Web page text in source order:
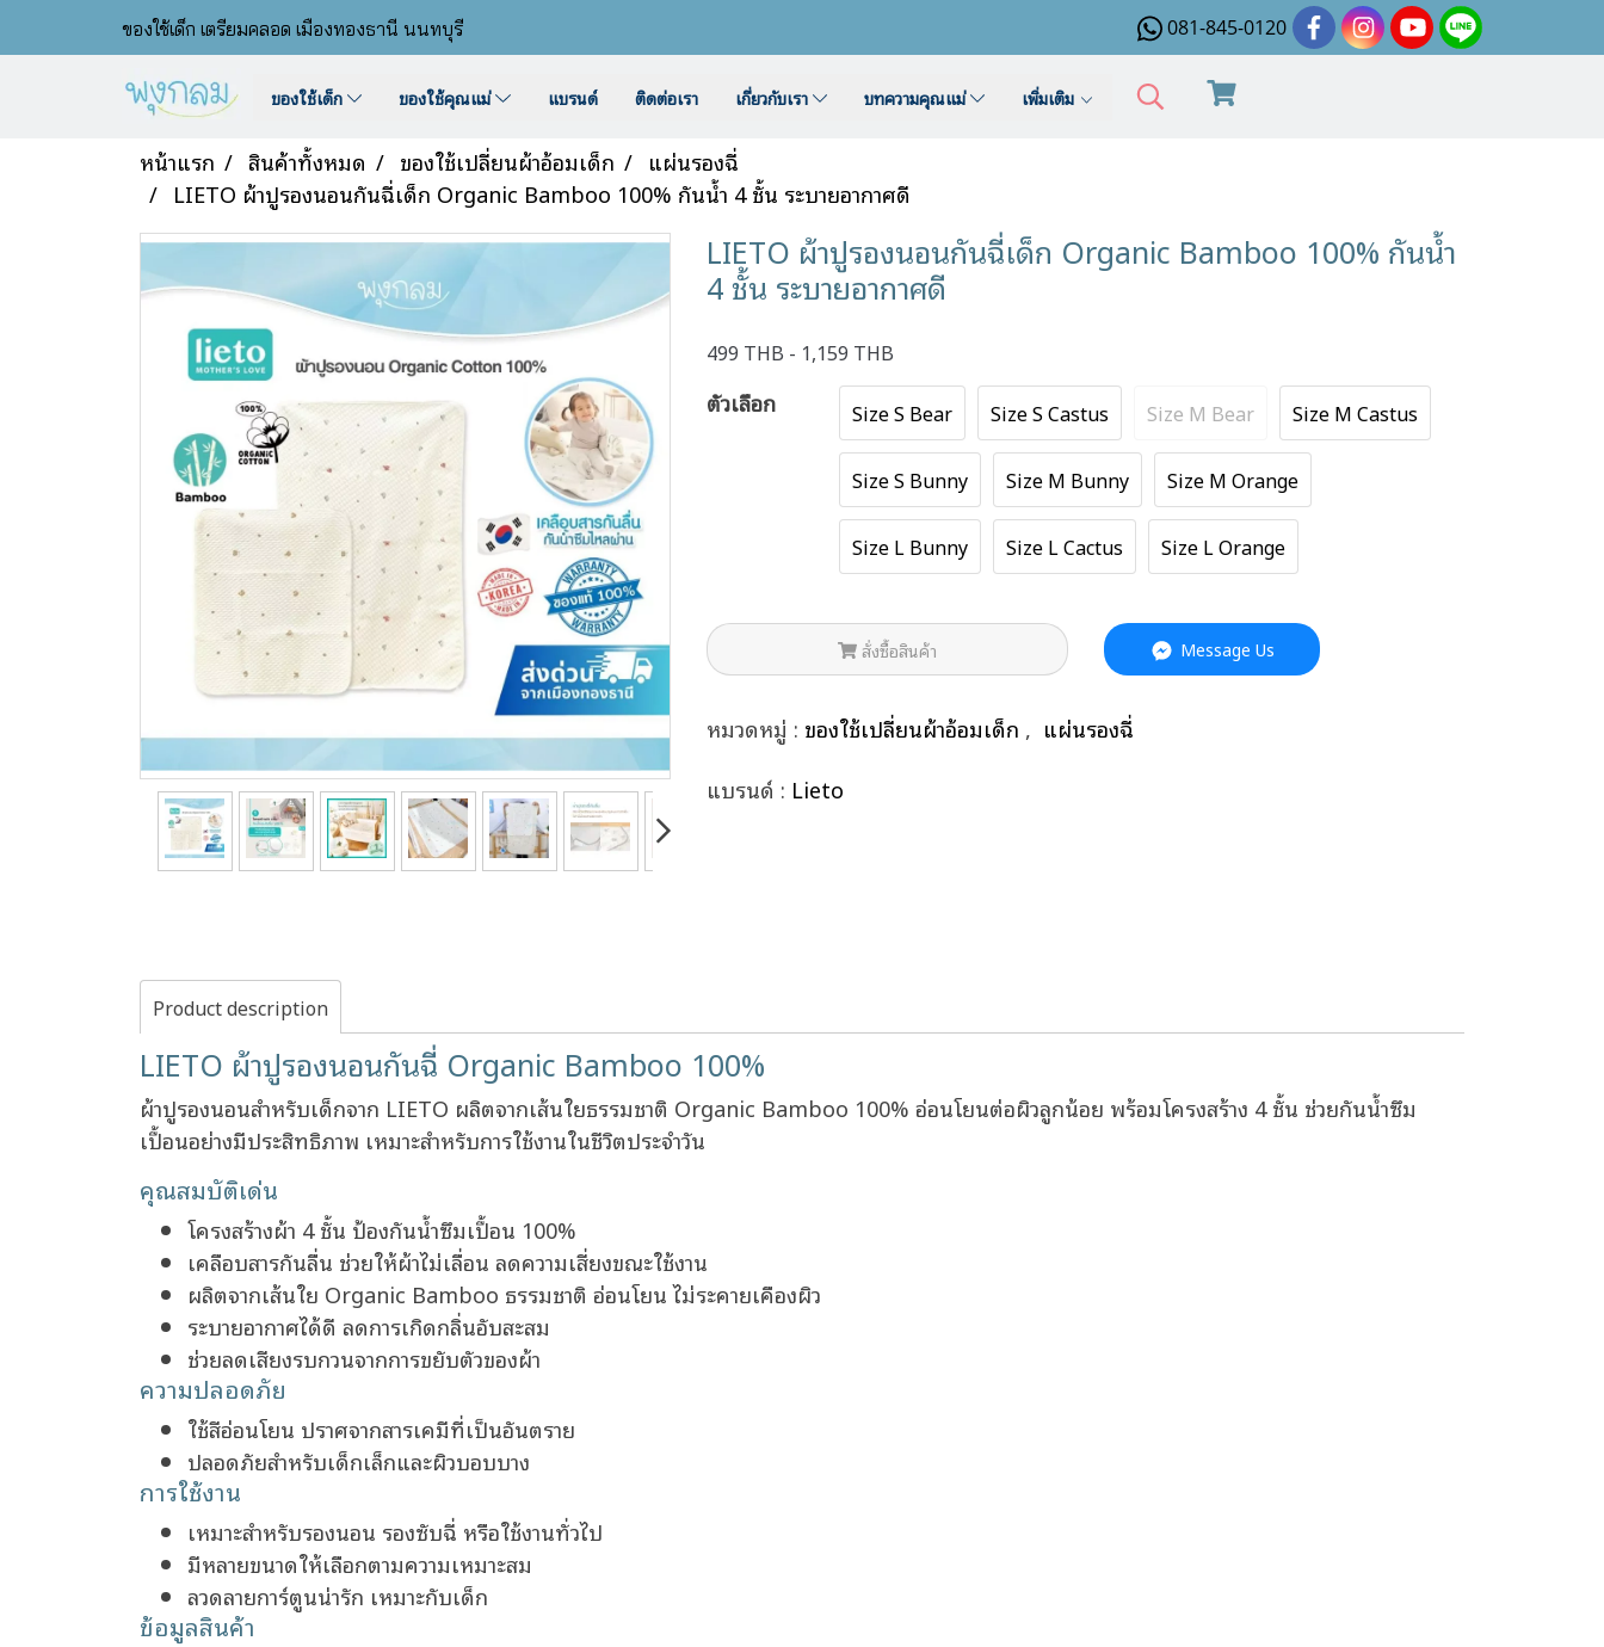
ของใช้เด็ก เตรียมคลอด เมืองทองธานี นนทบุรี 081-845-0120
ของใช้เด็ก ของใช้คุณแม่ แบรนด์ ติดต่อเรา เกี่ยวกับเรา บทความคุณแม่ เพิ่มเติม
หน้าแรก สินค้าทั้งหมด ของใช้เปลี่ยนผ้าอ้อมเด็ก
แผ่นรองฉี่
LIETO ผ้าปูรองนอนกันฉี่เด็ก Organic Bamboo 100% กันน้ำ 4 ชั้น ระบายอากาศดี
LIETO ผ้าปูรองนอนกันฉี่เด็ก Organic Bamboo 100% กันน้ำ
4 ชั้น ระบายอากาศดี
499 THB - 1,159 THB
ตัวเลือก Size S Bear Size S Castus Size M Bear Size M Castus
Size S Bunny Size M Bunny Size M Orange
Size L Bunny Size L Cactus Size L Orange
สั่งซื้อสินค้า Message Us
หมวดหมู่ : ของใช้เปลี่ยนผ้าอ้อมเด็ก , แผ่นรองฉี่
แบรนด์ : Lieto
Product description
LIETO ผ้าปูรองนอนกันฉี่ Organic Bamboo 100%
ผ้าปูรองนอนสำหรับเด็กจาก LIETO ผลิตจากเส้นใยธรรมชาติ Organic Bamboo 100% อ่อนโยนต่อผิวลูกน้อย พร้อมโครงสร้าง 4 ชั้น ช่วยกันน้ำซึม
เปื้อนอย่างมีประสิทธิภาพ เหมาะสำหรับการใช้งานในชีวิตประจำวัน
คุณสมบัติเด่น
โครงสร้างผ้า 4 ชั้น ป้องกันน้ำซึมเปื้อน 100%
เคลือบสารกันลื่น ช่วยให้ผ้าไม่เลื่อน ลดความเสี่ยงขณะใช้งาน
ผลิตจากเส้นใย Organic Bamboo ธรรมชาติ อ่อนโยน ไม่ระคายเคืองผิว
ระบายอากาศได้ดี ลดการเกิดกลิ่นอับสะสม
ช่วยลดเสียงรบกวนจากการขยับตัวของผ้า
ความปลอดภัย
ใช้สีอ่อนโยน ปราศจากสารเคมีที่เป็นอันตราย
ปลอดภัยสำหรับเด็กเล็กและผิวบอบบาง
การใช้งาน
เหมาะสำหรับรองนอน รองซับฉี่ หรือใช้งานทั่วไป
มีหลายขนาดให้เลือกตามความเหมาะสม
ลวดลายการ์ตูนน่ารัก เหมาะกับเด็ก
ข้อมูลสินค้า